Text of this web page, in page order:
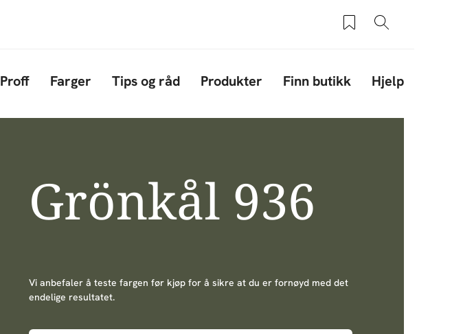
Saved products
Søk
Proff Farger Tips og råd Produkter Finn butikk Hjelp
Grönkål 936
Vi anbefaler å teste fargen før kjøp for å sikre at du er fornøyd med det
endelige resultatet.